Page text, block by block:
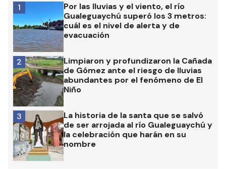
Por las lluvias y el viento, el río
Gualeguaychú superó los 3 metros:
cuál es el nivel de alerta y de
evacuación
1
Limpiaron y profundizaron la Cañada
de Gómez ante el riesgo de lluvias
abundantes por el fenómeno de El
Niño
2
La historia de la santa que se salvó
de ser arrojada al río Gualeguaychú y
la celebración que harán en su
nombre
3